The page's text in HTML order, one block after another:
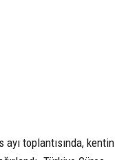
toplantısında, kentin